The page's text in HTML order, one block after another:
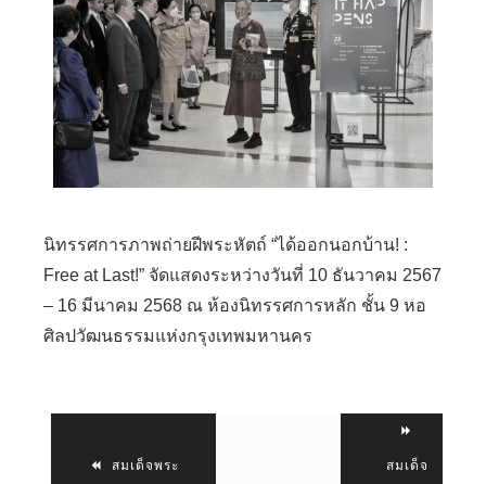
นิทรรศการภาพถ่ายฝีพระหัตถ์ “ได้ออกนอกบ้าน! :
Free at Last!” จัดแสดงระหว่างวันที่ 10 ธันวาคม 2567
– 16 มีนาคม 2568 ณ ห้องนิทรรศการหลัก ชั้น 9 หอ
ศิลปวัฒนธรรมแห่งกรุงเทพมหานคร
สมเด็จพระ สมเด็จ